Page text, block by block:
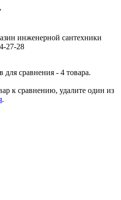
инженерной сантехники
27-28
сравнения - 4 товара.
к сравнению, удалите один из
.